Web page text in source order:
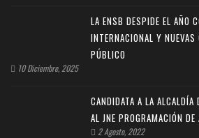
LA ENSB DESPIDE EL AÑO
INTERNACIONAL Y
PÚBLICO
10 Diciembre, 2025
CANDIDATA A LA
AL JNE PROGRAMACIÓN DE
2 Agosto, 2022